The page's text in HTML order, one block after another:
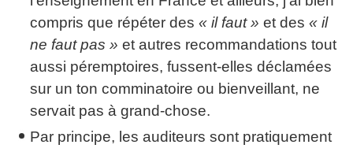
compris que répéter des « il faut » et des « il
ne faut pas » et autres recommandations tout
aussi péremptoires, fussent-elles déclamées
sur un ton comminatoire ou bienveillant, ne
servait pas à grand-chose.
Par principe, les auditeurs sont pratiquement